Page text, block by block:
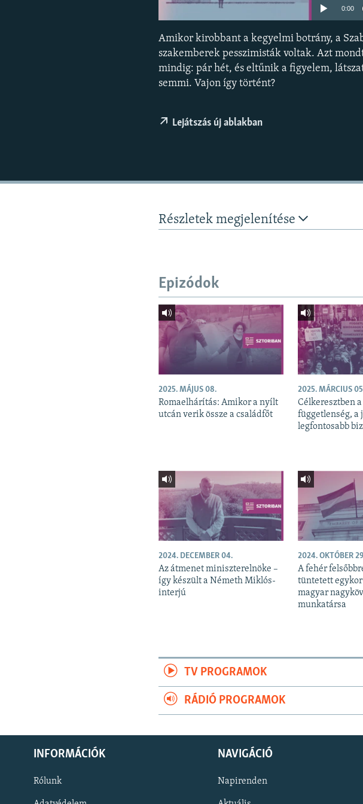
0:00
Amikor kirobbant a kegyelmi botrány, a
szakemberek pesszimisták voltak. Azt
mindig: pár hét, és eltűnik a figyelem,
semmi. Vajon így történt?
Lejátszás új ablakban
Részletek megjelenítése
Epizódok
2025. MÁJUS 08.
Romaelhárítás: Amikor a nyílt
utcán verik össze a családfőt
2025. MÁRCIUS
Célkeresztben
függetlenség, a
legfontosabb
2024. DECEMBER 04.
Az átmenet miniszterelnöke –
így készült a Németh Miklós-
interjú
2024. OKTÓBER
A fehér
tüntetett
magyar
munkatársa
TV PROGRAMOK
RÁDIÓ PROGRAMOK
INFORMÁCIÓK
Rólunk
NAVIGÁCIÓ
Napirenden